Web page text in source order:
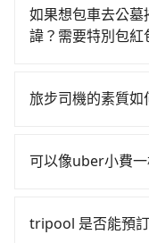
假設2位同行，高
不過南投縣領有合
縣少部分小黃司機
離移動確實搭乘高
車，也可參考
合約上都會載明每
額外加收
或九人座$7,300。
起點還有段路，且
還車時可能遭遇各
達$6,800。但如果
那要注意南投縣僅
縣員山鄉的計程車
坑受騙。綜合以上
以依照您行程人數
旅途安全無憂，我
策，讓您在規劃行
tripool旅步絕對是
如果想包車去公
諱？需要特別包紅
都會提供接送服務
續爭議。此外，是
旅步司機的素質如
同時，旅步也會詳
可以像uber小費
可以在下車前用現
tripool 是否能預